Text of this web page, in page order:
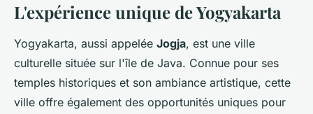
L'expérience unique de Yogyakarta
Yogyakarta, aussi appelée Jogja, est une ville
culturelle située sur l'île de Java. Connue pour ses
temples historiques et son ambiance artistique, cette
ville offre également des opportunités uniques pour